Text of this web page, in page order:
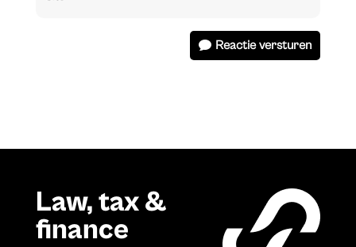
Reactie versturen
Law, tax &
finance